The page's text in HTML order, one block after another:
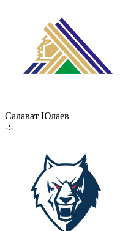
Салават Юлаев
-:-